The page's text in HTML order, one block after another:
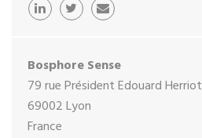
Bosphore Sense
79 rue Président Edouard Herriot
69002 Lyon
France